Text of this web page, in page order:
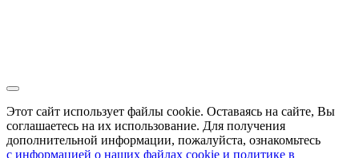
Этот сайт использует файлы cookie. Оставаясь на сайте, Вы
соглашаетесь на их использование. Для получения
дополнительной информации, пожалуйста, ознакомьтесь
с информацией о наших файлах cookie и политике в